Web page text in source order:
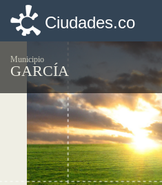
Ciudades.co
Municipio
GARCÍA
Ciudades.co